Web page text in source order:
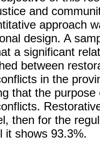
and
approach
design. A
a significant
between
in the
that the
then for the
it shows 93.3%.